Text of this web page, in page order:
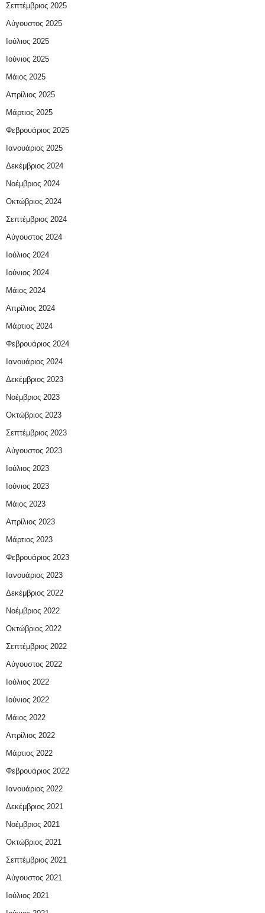
Σεπτέμβριος 2025
Αύγουστος 2025
Ιούλιος 2025
Ιούνιος 2025
Μάιος 2025
Απρίλιος 2025
Μάρτιος 2025
Φεβρουάριος 2025
Ιανουάριος 2025
Δεκέμβριος 2024
Νοέμβριος 2024
Οκτώβριος 2024
Σεπτέμβριος 2024
Αύγουστος 2024
Ιούλιος 2024
Ιούνιος 2024
Μάιος 2024
Απρίλιος 2024
Μάρτιος 2024
Φεβρουάριος 2024
Ιανουάριος 2024
Δεκέμβριος 2023
Νοέμβριος 2023
Οκτώβριος 2023
Σεπτέμβριος 2023
Αύγουστος 2023
Ιούλιος 2023
Ιούνιος 2023
Μάιος 2023
Απρίλιος 2023
Μάρτιος 2023
Φεβρουάριος 2023
Ιανουάριος 2023
Δεκέμβριος 2022
Νοέμβριος 2022
Οκτώβριος 2022
Σεπτέμβριος 2022
Αύγουστος 2022
Ιούλιος 2022
Ιούνιος 2022
Μάιος 2022
Απρίλιος 2022
Μάρτιος 2022
Φεβρουάριος 2022
Ιανουάριος 2022
Δεκέμβριος 2021
Νοέμβριος 2021
Οκτώβριος 2021
Σεπτέμβριος 2021
Αύγουστος 2021
Ιούλιος 2021